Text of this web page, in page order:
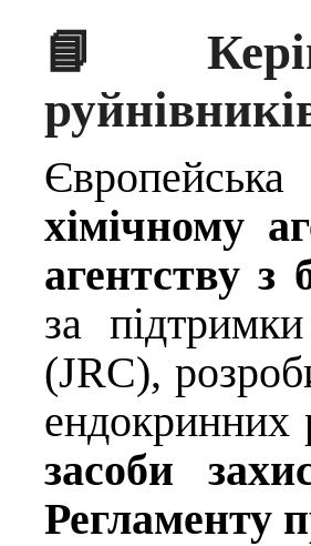
📘
хімічному
агентству з
за
(JRC),
ендокринних
засоби
Регламенту